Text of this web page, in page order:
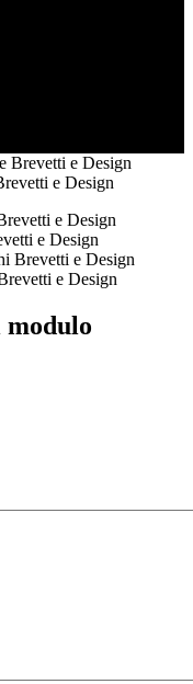
e Design
e Design
e Design